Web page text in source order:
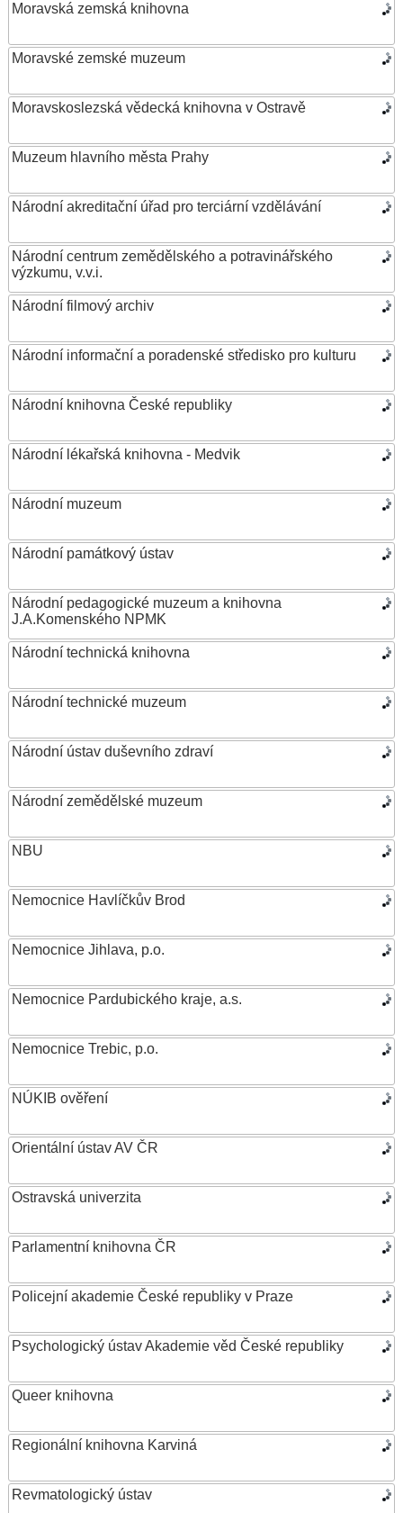
Moravská zemská knihovna
Moravské zemské muzeum
Moravskoslezská vědecká knihovna v Ostravě
Muzeum hlavního města Prahy
Národní akreditační úřad pro terciární vzdělávání
Národní centrum zemědělského a potravinářského
výzkumu, v.v.i.
Národní filmový archiv
Národní informační a poradenské středisko pro kulturu
Národní knihovna České republiky
Národní lékařská knihovna - Medvik
Národní muzeum
Národní památkový ústav
Národní pedagogické muzeum a knihovna
J.A.Komenského NPMK
Národní technická knihovna
Národní technické muzeum
Národní ústav duševního zdraví
Národní zemědělské muzeum
NBU
Nemocnice Havlíčkův Brod
Nemocnice Jihlava, p.o.
Nemocnice Pardubického kraje, a.s.
Nemocnice Trebic, p.o.
NÚKIB ověření
Orientální ústav AV ČR
Ostravská univerzita
Parlamentní knihovna ČR
Policejní akademie České republiky v Praze
Psychologický ústav Akademie věd České republiky
Queer knihovna
Regionální knihovna Karviná
Revmatologický ústav